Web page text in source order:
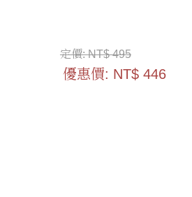
定價:NT$ 495
優惠價: NT$ 446